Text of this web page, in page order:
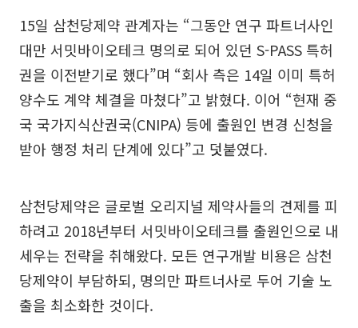
15일 삼천당제약 관계자는 “그동안 연구 파트너사인
대만 서밋바이오테크 명의로 되어 있던 S-PASS 특허
권을 이전받기로 했다”며 “회사 측은 14일 이미 특허
양수도 계약 체결을 마쳤다”고 밝혔다. 이어 “현재 중
국 국가지식산권국(CNIPA) 등에 출원인 변경 신청을
받아 행정 처리 단계에 있다”고 덧붙였다.
삼천당제약은 글로벌 오리지널 제약사들의 견제를 피
하려고 2018년부터 서밋바이오테크를 출원인으로 내
세우는 전략을 취해왔다. 모든 연구개발 비용은 삼천
당제약이 부담하되, 명의만 파트너사로 두어 기술 노
출을 최소화한 것이다.